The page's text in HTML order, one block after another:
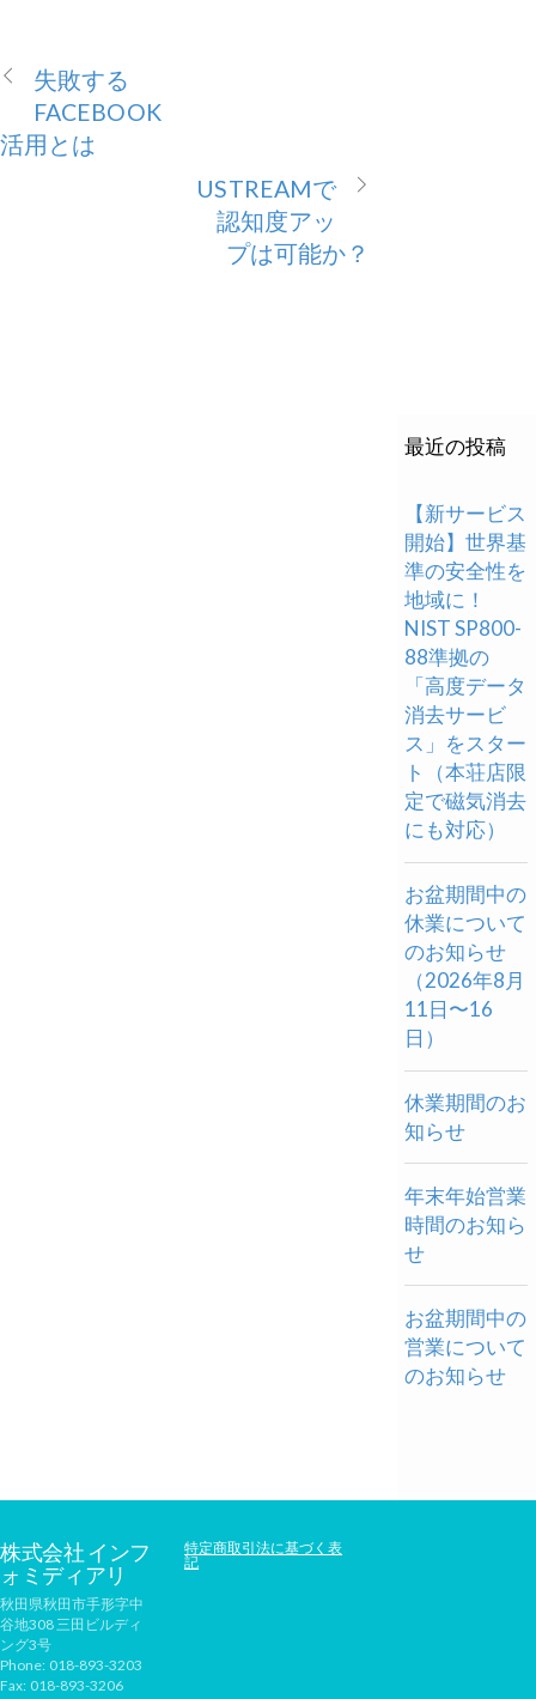
失敗する
FACEBOOK
活用とは
USTREAMで
認知度アッ
プは可能か？
最近の投稿
【新サービス
開始】世界基
準の安全性を
地域に！
NIST SP800-
88準拠の
「高度データ
消去サービ
ス」をスター
ト（本荘店限
定で磁気消去
にも対応）
お盆期間中の
休業について
のお知らせ
（2026年8月
11日〜16
日）
休業期間のお
知らせ
年末年始営業
時間のお知ら
せ
お盆期間中の
営業について
のお知らせ
株式会社 インフ
ォミディアリ
秋田県秋田市手形字中
谷地308 三田ビルディ
ング3号
Phone: 018-893-3203
Fax: 018-893-3206
特定商取引法に基づく表
記